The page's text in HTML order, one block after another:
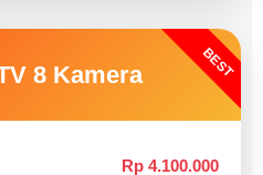
BEST
8 Kamera
Rp 4.100.000